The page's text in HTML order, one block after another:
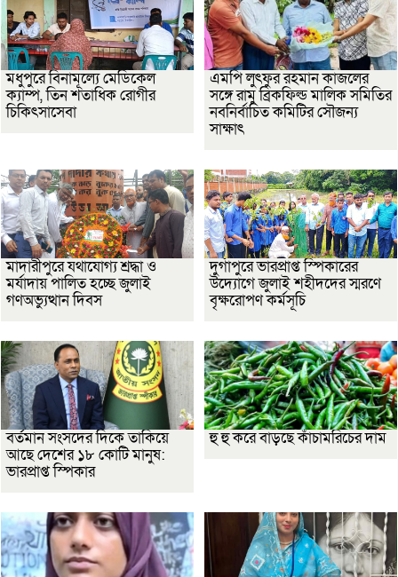
মধুপুরে বিনামূল্যে মেডিকেল
ক্যাম্প, তিন শতাধিক রোগীর
চিকিৎসাসেবা
এমপি লুৎফুর রহমান কাজলের
সঙ্গে রামু ব্রিকফিল্ড মালিক সমিতির
নবনির্বাচিত কমিটির সৌজন্য
সাক্ষাৎ
মাদারীপুরে যথাযোগ্য শ্রদ্ধা ও
মর্যাদায় পালিত হচ্ছে জুলাই
গণঅভ্যুত্থান দিবস
দুর্গাপুরে ভারপ্রাপ্ত স্পিকারের
উদ্যোগে জুলাই শহীদদের স্মরণে
বৃক্ষরোপণ কর্মসূচি
বর্তমান সংসদের দিকে তাকিয়ে
আছে দেশের ১৮ কোটি মানুষ:
ভারপ্রাপ্ত স্পিকার
হু হু করে বাড়ছে কাঁচামরিচের দাম